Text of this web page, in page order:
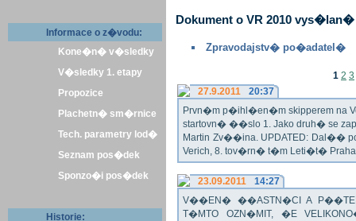
Informace o z�vodu:
Kone�n� v�sledky
V�sledky 1. etapy
Propozice
Plachetn� sm�rnice
Tech. parametry lod�
Seznam pos�dek
Sponzo�i pos�dek
Historie:
Dokument o VR 2010
Zpravodajstv� po�adatel�
1 2 3
27.9.2011
20:37
Prvn�m p�ihl�en�m skipperem na
startovn� ��slo 1. Jako druh� se
Martin Zv��ina. UPDATED: Dal��
Verich, 8. tov�rn� t�m Leti�t� Praha
23.09.2011
14:27
V��EN� ��ASTN�CI A
T�MTO OZN�MIT, �E